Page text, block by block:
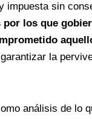
impuesta sin
los que
la
análisis de lo